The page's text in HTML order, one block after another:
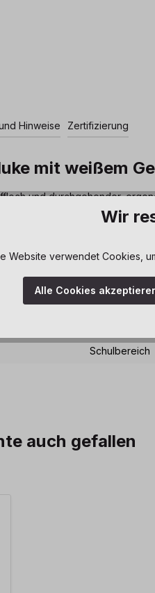
Hinweise Zertifizierung
mit weißem
und durchgehender,
tragen und zu stapeln. Die
geschraubt
Schulbereich
auch gefallen
Wir
Website verwendet Cookies,
Alle Cookies